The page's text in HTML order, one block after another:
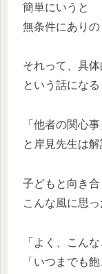
簡単にいうと
無条件にあり
それって、具
という話にな
「他者の関心
と岸見先生は
子どもと向き合
こんな風に思
「よく、こん
「いつまでも